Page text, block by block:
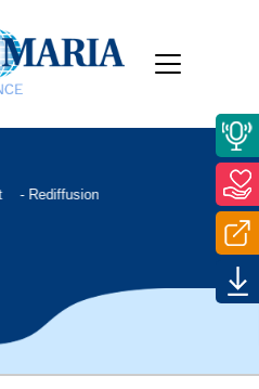
Rediffusion